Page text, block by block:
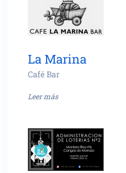
La Marina
Café Bar
Leer más